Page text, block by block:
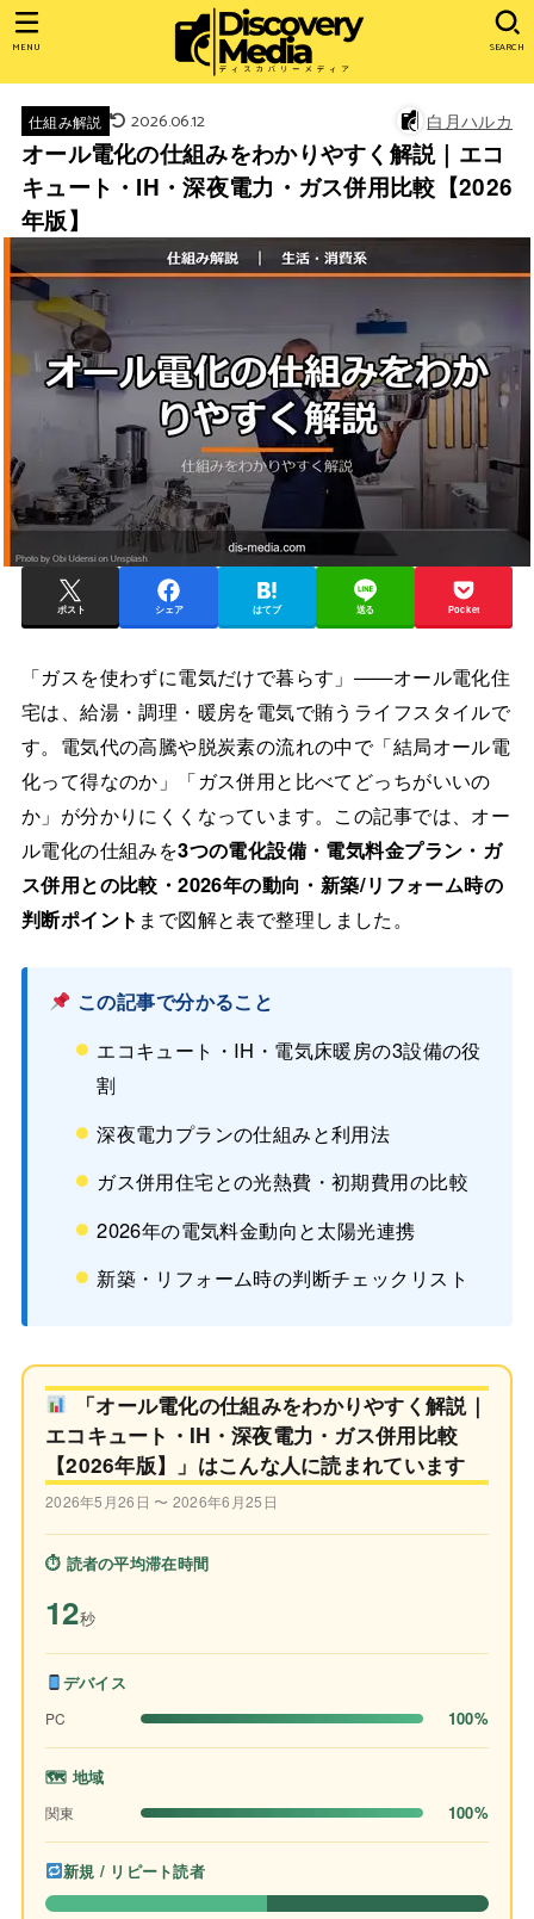
SEARCH
MENU
仕組み解説 2026.06.12 白月ハルカ
オール電化の仕組みをわかりやすく解説｜エコ
キュート・IH・深夜電力・ガス併用比較【2026
年版】
ポスト シェア はてブ 送る Pocket
「ガスを使わずに電気だけで暮らす」——オール電化住
宅は、給湯・調理・暖房を電気で賄うライフスタイルで
す。電気代の高騰や脱炭素の流れの中で「結局オール電
化って得なのか」「ガス併用と比べてどっちがいいの
か」が分かりにくくなっています。この記事では、オー
ル電化の仕組みを3つの電化設備・電気料金プラン・ガ
ス併用との比較・2026年の動向・新築/リフォーム時の
判断ポイント まで図解と表で整理しました。
この記事で分かること
エコキュート・IH・電気床暖房の3設備の役
割
深夜電力プランの仕組みと利用法
ガス併用住宅との光熱費・初期費用の比較
2026年の電気料金動向と太陽光連携
新築・リフォーム時の判断チェックリスト
「オール電化の仕組みをわかりやすく解説｜
エコキュート・IH・深夜電力・ガス併用比較
【2026年版】」はこんな人に読まれています
2026年5月26日 〜 2026年6月25日
⏱ 読者の平均滞在時間
12秒
デバイス
PC 100%
🗺 地域
関東 100%
新規 / リピート読者